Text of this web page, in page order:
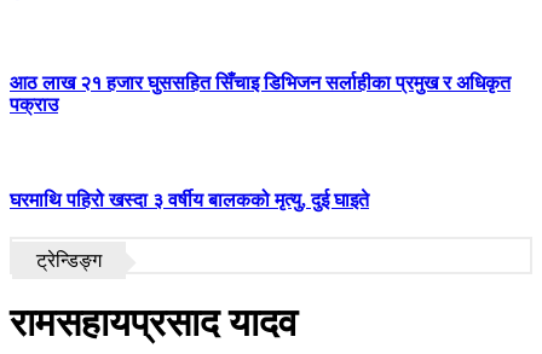
आठ लाख २१ हजार घुससहित सिँचाइ डिभिजन सर्लाहीका प्रमुख र अधिकृत
पक्राउ
घरमाथि पहिरो खस्दा ३ वर्षीय बालकको मृत्यु, दुई घाइते
ट्रेन्डिङ्ग
रामसहायप्रसाद यादव